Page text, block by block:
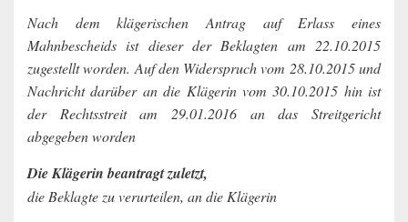
Nach dem klägerischen Antrag auf Erlass eines
Mahnbescheids ist dieser der Beklagten am 22.10.2015
zugestellt worden. Auf den Widerspruch vom 28.10.2015 und
Nachricht darüber an die Klägerin vom 30.10.2015 hin ist
der Rechtsstreit am 29.01.2016 an das Streitgericht
abgegeben worden
Die Klägerin beantragt zuletzt,
die Beklagte zu verurteilen, an die Klägerin